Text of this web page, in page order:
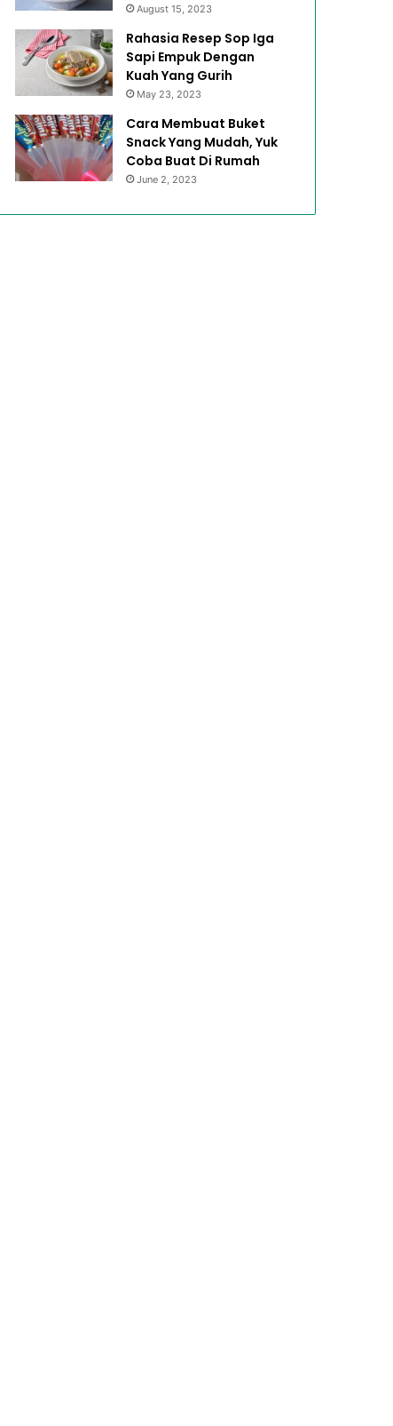
August 15, 2023
Rahasia Resep Sop Iga
Sapi Empuk Dengan
Kuah Yang Gurih
May 23, 2023
Cara Membuat Buket
Snack Yang Mudah, Yuk
Coba Buat Di Rumah
June 2, 2023